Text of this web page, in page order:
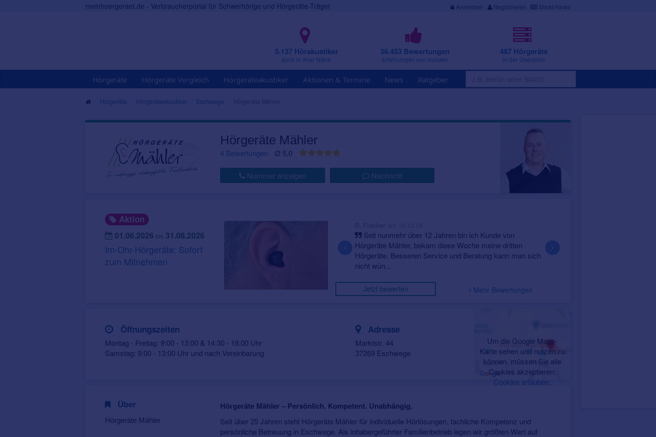
meinhoergeraet.de - Verbraucherportal für Schwerhörige und Hörgeräte-Träger Anmelden · Registrieren Markt-News
5.137 Hörakustiker
auch in Ihrer Nähe
36.453 Bewertungen
Erfahrungen von Kunden
487 Hörgeräte
in der Übersicht
Hörgeräte Hörgeräte Vergleich Hörgeräteakustiker Aktionen & Termine News Ratgeber
Hörgeräte Hörgeräteakustiker Eschwege Hörgeräte Mähler
Hörgeräte Mähler
4 Bewertungen Ø 5,0
Nummer anzeigen Nachricht
Aktion
01.06.2026 bis 31.08.2026
Im-Ohr-Hörgeräte: Sofort
zum Mitnehmen
Seit nunmehr über 12 Jahren bin ich Kunde von
Hörgeräte Mähler, bekam diese Woche meine dritten
Hörgeräte. Besseren Service und Beratung kann man sich
nicht wün...
zufrieden - und von Anfang an hat
Wir sind Frau Reimann für ihre
Jetzt bewerten Mehr Bewertungen
Öffnungszeiten
Montag - Freitag: 9:00 - 13:00 & 14:30 - 18:00 Uhr
Samstag: 9:00 - 13:00 Uhr und nach Vereinbarung
Adresse
Marktstr. 44
37269 Eschwege
Um die Google Maps-
Karte sehen und nutzen zu
können, müssen Sie alle
Cookies akzeptieren.
Cookies erlauben
Über
Hörgeräte Mähler
Hörgeräte Mähler – Persönlich. Kompetent. Unabhängig.
Seit über 25 Jahren steht Hörgeräte Mähler für individuelle Hörlösungen, fachliche Kompetenz und
persönliche Betreuung in Eschwege. Als inhabergeführter Familienbetrieb legen wir größten Wert auf